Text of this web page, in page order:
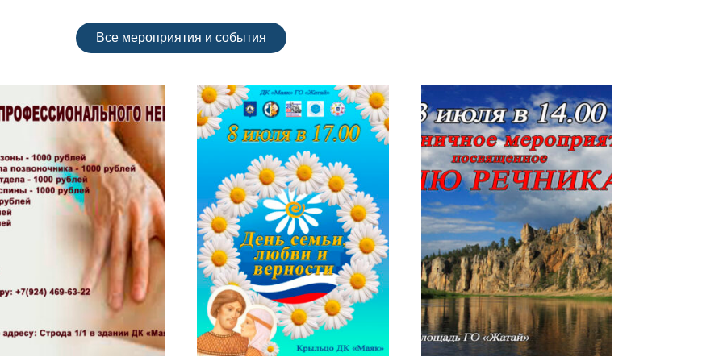
Все мероприятия и события